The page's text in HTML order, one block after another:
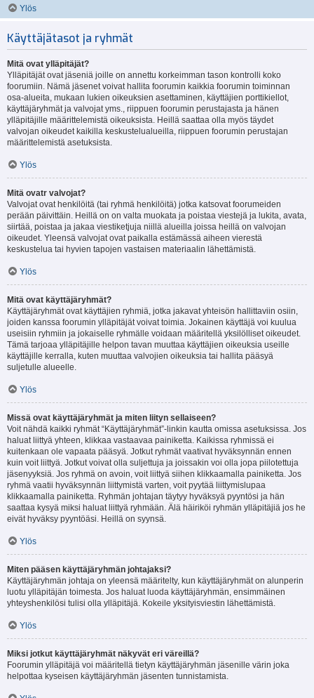
Ylös
Käyttäjätasot ja ryhmät
Mitä ovat ylläpitäjät?
Ylläpitäjät ovat jäseniä joille on annettu korkeimman tason kontrolli koko
foorumiin. Nämä jäsenet voivat hallita foorumin kaikkia foorumin toiminnan
osa-alueita, mukaan lukien oikeuksien asettaminen, käyttäjien porttikiellot,
käyttäjäryhmät ja valvojat yms., riippuen foorumin perustajasta ja hänen
ylläpitäjille määrittelemistä oikeuksista. Heillä saattaa olla myös täydet
valvojan oikeudet kaikilla keskustelualueilla, riippuen foorumin perustajan
määrittelemistä asetuksista.
Ylös
Mitä ovatr valvojat?
Valvojat ovat henkilöitä (tai ryhmä henkilöitä) jotka katsovat foorumeiden
perään päivittäin. Heillä on on valta muokata ja poistaa viestejä ja lukita, avata,
siirtää, poistaa ja jakaa viestiketjuja niillä alueilla joissa heillä on valvojan
oikeudet. Yleensä valvojat ovat paikalla estämässä aiheen vierestä
keskustelua tai hyvien tapojen vastaisen materiaalin lähettämistä.
Ylös
Mitä ovat käyttäjäryhmät?
Käyttäjäryhmät ovat käyttäjien ryhmiä, jotka jakavat yhteisön hallittaviin osiin,
joiden kanssa foorumin ylläpitäjät voivat toimia. Jokainen käyttäjä voi kuulua
useisiin ryhmiin ja jokaiselle ryhmälle voidaan määritellä yksilölliset oikeudet.
Tämä tarjoaa ylläpitäjille helpon tavan muuttaa käyttäjien oikeuksia useille
käyttäjille kerralla, kuten muuttaa valvojien oikeuksia tai hallita pääsyä
suljetulle alueelle.
Ylös
Missä ovat käyttäjäryhmät ja miten liityn sellaiseen?
Voit nähdä kaikki ryhmät “Käyttäjäryhmät”-linkin kautta omissa asetuksissa. Jos
haluat liittyä yhteen, klikkaa vastaavaa painiketta. Kaikissa ryhmissä ei
kuitenkaan ole vapaata pääsyä. Jotkut ryhmät vaativat hyväksynnän ennen
kuin voit liittyä. Jotkut voivat olla suljettuja ja joissakin voi olla jopa piilotettuja
jäsenyyksiä. Jos ryhmä on avoin, voit liittyä siihen klikkaamalla painiketta. Jos
ryhmä vaatii hyväksynnän liittymistä varten, voit pyytää liittymislupaa
klikkaamalla painiketta. Ryhmän johtajan täytyy hyväksyä pyyntösi ja hän
saattaa kysyä miksi haluat liittyä ryhmään. Älä häiriköi ryhmän ylläpitäjiä jos he
eivät hyväksy pyyntöäsi. Heillä on syynsä.
Ylös
Miten pääsen käyttäjäryhmän johtajaksi?
Käyttäjäryhmän johtaja on yleensä määritelty, kun käyttäjäryhmät on alunperin
luotu ylläpitäjän toimesta. Jos haluat luoda käyttäjäryhmän, ensimmäinen
yhteyshenkilösi tulisi olla ylläpitäjä. Kokeile yksityisviestin lähettämistä.
Ylös
Miksi jotkut käyttäjäryhmät näkyvät eri väreillä?
Foorumin ylläpitäjä voi määritellä tietyn käyttäjäryhmän jäsenille värin joka
helpottaa kyseisen käyttäjäryhmän jäsenten tunnistamista.